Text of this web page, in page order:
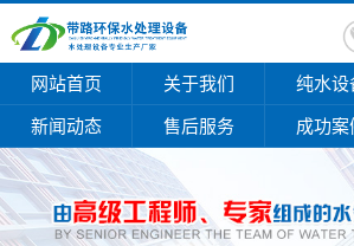
网站首页
关于我们 纯水设
新闻动态 售后服务 成功案